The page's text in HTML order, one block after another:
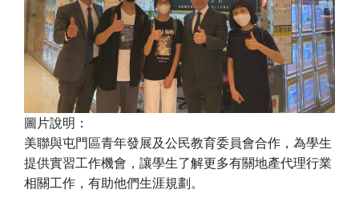
圖片說明：
美聯與屯門區青年發展及公民教育委員會合作，為學生
提供實習工作機會，讓學生了解更多有關地產代理行業
相關工作，有助他們生涯規劃。